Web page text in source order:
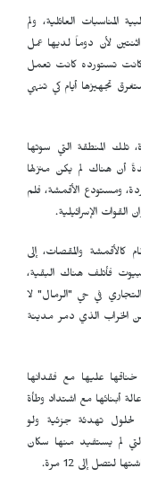
العائلية، ولم
لأن دوماً لديها عمل
تستورده كانت تعمل
تجهيزها أيام كي تنهي
المنطقة التي سوتها
أن هناك لم يكن منزلها
ومستودع الأقمشة، فلم
الإسرائيلية.
كالأقمشة والمقصات، إلى
فأتلف هناك البقية،
في حي "الرمال" لا
الخراب الذي دمر مدينة
عليها مع فقدانها
أبنائها مع اشتداد وطأة
تهدئة جزئية ولو
لم يستفيد منها سكان
لتصل إلى 12 مرة.